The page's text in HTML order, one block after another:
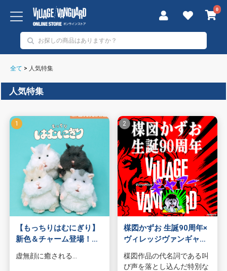
0
全て > 人気特集
人気特集
【もっちりはむにぎり】
新色＆チャーム登場！！
虚無顔に癒される…
楳図かずお 生誕90周年×
ヴィレッジヴァンギャア
楳図作品の代名詞である叫
び声を落とし込んだ特別な